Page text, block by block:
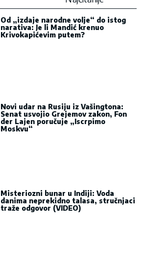
Od „izdaje narodne volje“ do istog
narativa: Je li Mandić krenuo
Krivokapićevim putem?
Novi udar na Rusiju iz Vašingtona:
Senat usvojio Grejemov zakon, Fon
der Lajen poručuje „Iscrpimo
Moskvu“
Misteriozni bunar u Indiji: Voda
danima neprekidno talasa, stručnjaci
traže odgovor (VIDEO)